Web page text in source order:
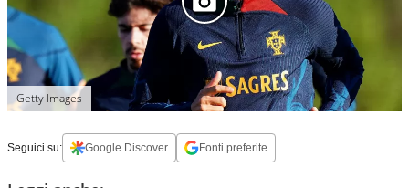
Getty Images
Seguici su: Google Discover Fonti preferite